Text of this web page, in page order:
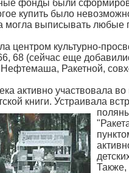
фонды были
купить было
могла выписывать
центром культурно-
68 (сейчас еще
Нефтемаша, Ракетной,
активно участвовала
книги. Устраивала
Также,